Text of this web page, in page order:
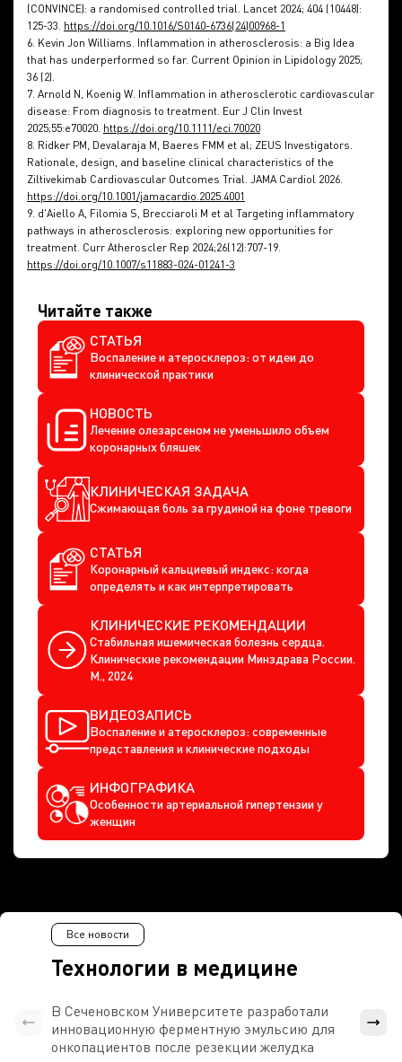
(CONVINCE): a randomised controlled trial. Lancet 2024; 404 (10448):
125-33. https://doi.org/10.1016/S0140-6736(24)00968-1
6. Kevin Jon Williams. Inflammation in atherosclerosis: a Big Idea
that has underperformed so far. Current Opinion in Lipidology 2025;
36 (2).
7. Arnold N, Koenig W. Inflammation in atherosclerotic cardiovascular
disease: From diagnosis to treatment. Eur J Clin Invest
2025;55:e70020. https://doi.org/10.1111/eci.70020
8. Ridker PM, Devalaraja M, Baeres FMM et al; ZEUS Investigators.
Rationale, design, and baseline clinical characteristics of the
Ziltivekimab Cardiovascular Outcomes Trial. JAMA Cardiol 2026.
https://doi.org/10.1001/jamacardio.2025.4001
9. d'Aiello A, Filomia S, Brecciaroli M et al Targeting inflammatory
pathways in atherosclerosis: exploring new opportunities for
treatment. Curr Atheroscler Rep 2024;26(12):707-19.
https://doi.org/10.1007/s11883-024-01241-3
Читайте также
СТАТЬЯ
Воспаление и атеросклероз: от идеи до
клинической практики
НОВОСТЬ
Лечение олезарсеном не уменьшило объем
коронарных бляшек
КЛИНИЧЕСКАЯ ЗАДАЧА
Сжимающая боль за грудиной на фоне тревоги
СТАТЬЯ
Коронарный кальциевый индекс: когда
определять и как интерпретировать
КЛИНИЧЕСКИЕ РЕКОМЕНДАЦИИ
Стабильная ишемическая болезнь сердца.
Клинические рекомендации Минздрава России.
М., 2024
ВИДЕОЗАПИСЬ
Воспаление и атеросклероз: современные
представления и клинические подходы
ИНФОГРАФИКА
Особенности артериальной гипертензии у
женщин
Технологии в медицине
Все новости
В Сеченовском Университете разработали
инновационную ферментную эмульсию для
онкопациентов после резекции желудка